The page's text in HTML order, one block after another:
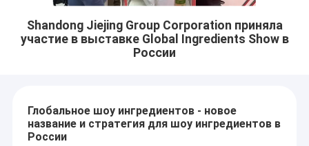
Shandong Jiejing Group Corporation приняла
участие в выставке Global Ingredients Show в
России
Глобальное шоу ингредиентов - новое
название и стратегия для шоу ингредиентов в
России